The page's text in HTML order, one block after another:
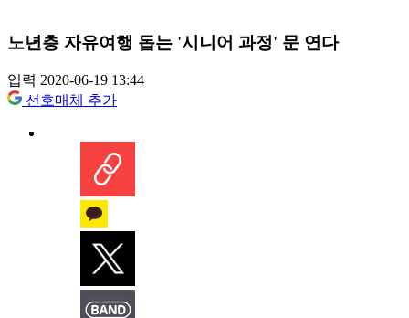
노년층 자유여행 돕는 '시니어 과정' 문 연다
입력 2020-06-19 13:44
선호매체 추가